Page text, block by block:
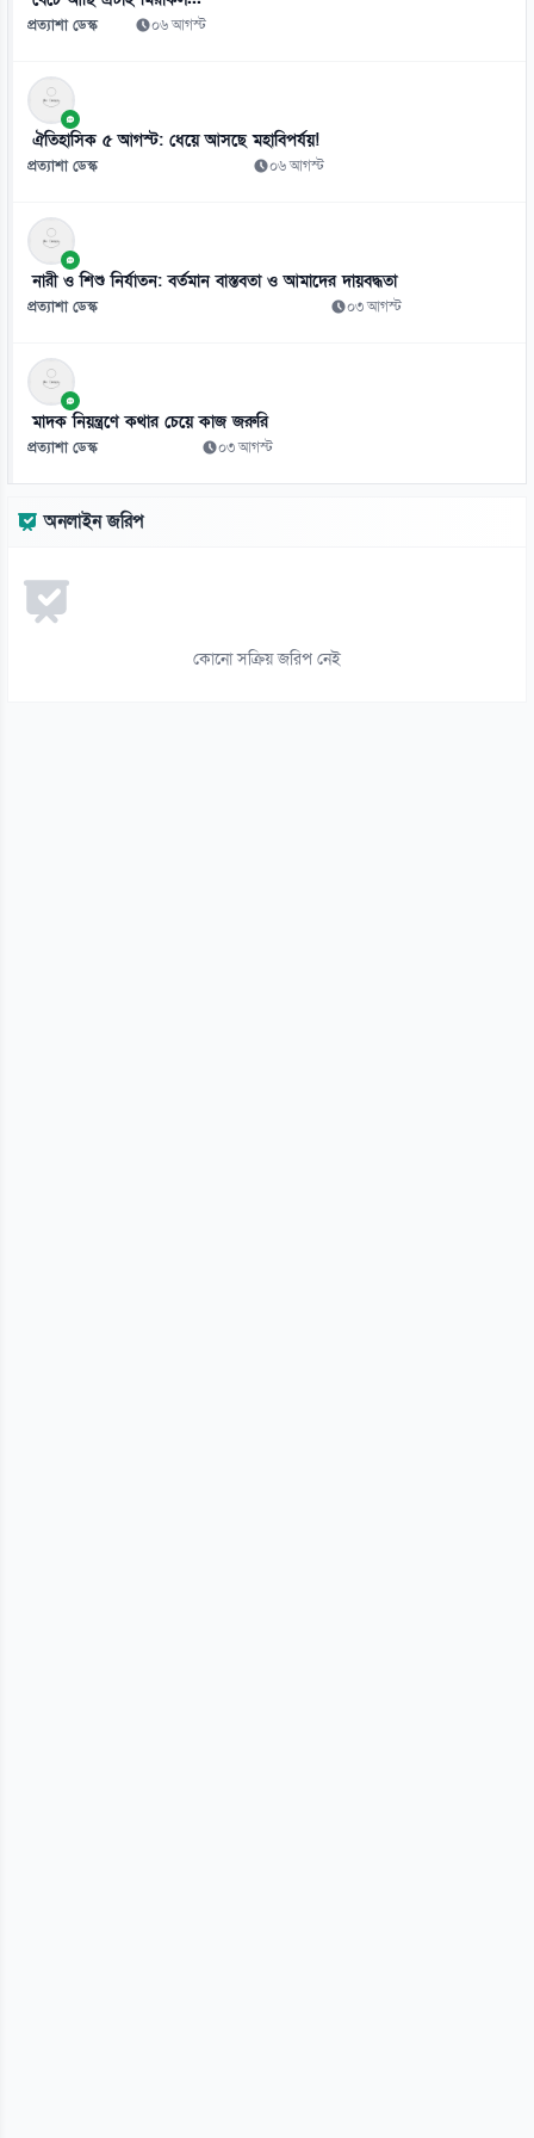
০৬ আগস্ট
দরপত্র ছাড়াই বিআরটিসির চার্জিং স্টেশন ও অবকাঠামো নির্মাণের সিদ্ধান্ত
০৬ আগস্ট
০৬ আগস্ট
১১
পাসওয়ার্ড নয় এখন ভরসা পাসকী, কীভাবে নিরাপত্তা দেবে?
১২
ভিনিসিয়ুসকে ‘হুমকি’ দিয়ে সুর নরম রিয়ালের, আর্সেনালের নতুন প্রস্তাব
০৬ আগস্ট
১৩
১৪
ইয়েমেনে সামরিক শিবিরে ভয়াবহ হামলা, নিহত ৩০
প্রত্যাশা ডেস্ক ০৬ আগস্ট
ঐতিহাসিক ৫ আগস্ট: ধেয়ে আসছে মহাবিপর্যয়!
প্রত্যাশা ডেস্ক ০৬ আগস্ট
নারী ও শিশু নির্যাতন: বর্তমান বাস্তবতা ও আমাদের দায়বদ্ধতা
প্রত্যাশা ডেস্ক ০৩ আগস্ট
মাদক নিয়ন্ত্রণে কথার চেয়ে কাজ জরুরি
প্রত্যাশা ডেস্ক ০৩ আগস্ট
অনলাইন জরিপ
কোনো সক্রিয় জরিপ নেই